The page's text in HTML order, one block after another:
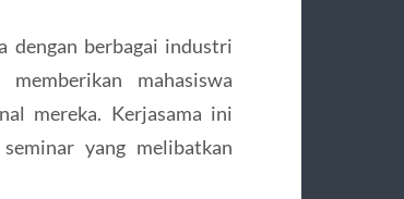
dengan berbagai industri
mahasiswa
mereka. Kerjasama ini
yang melibatkan